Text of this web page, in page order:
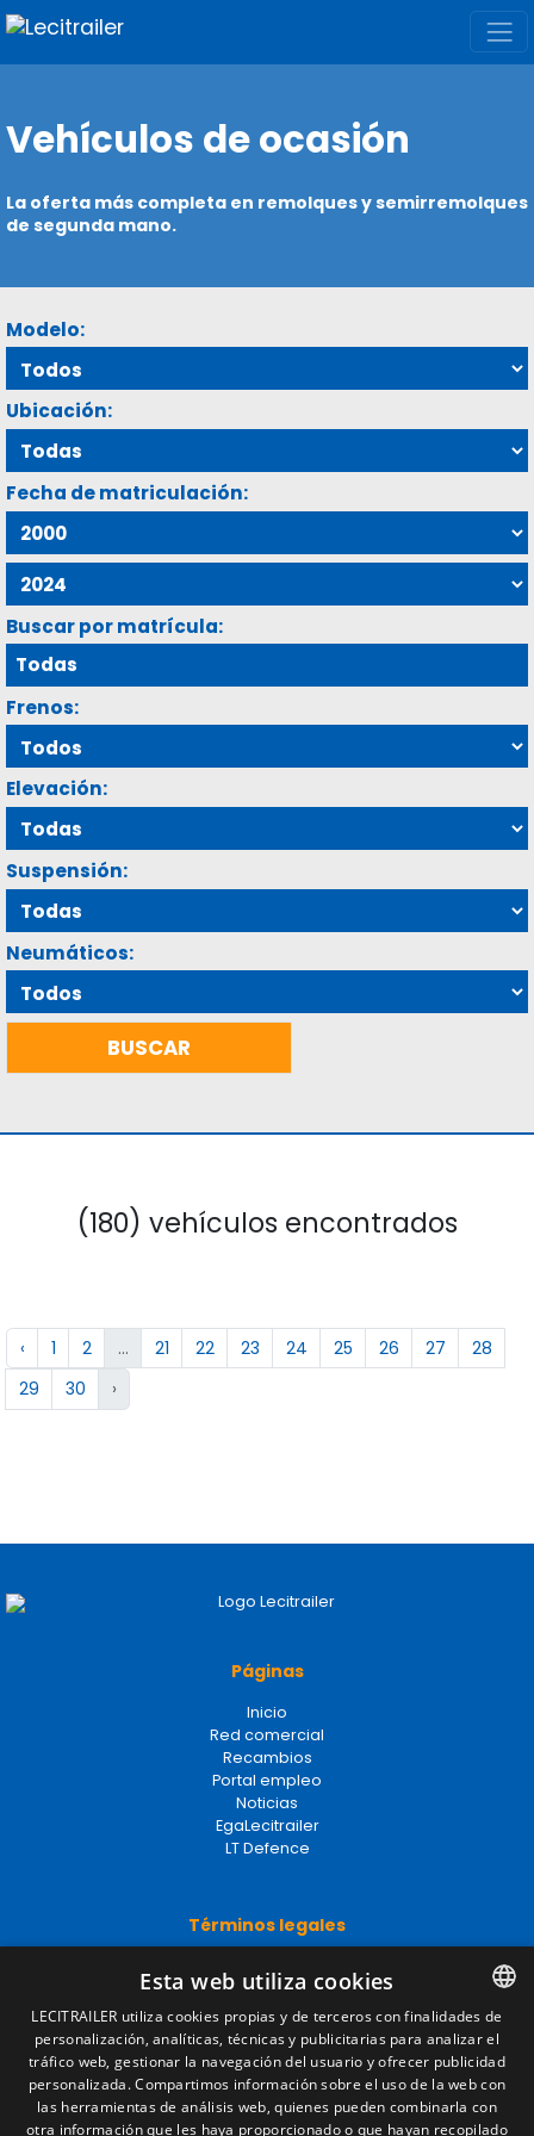
Vehículos de ocasión
La oferta más completa en remolques y semirremolques
de segunda mano.
Modelo:
Ubicación:
Fecha de matriculación:
Buscar por matrícula:
Frenos:
Elevación:
Suspensión:
Neumáticos:
(180) vehículos encontrados
‹ 1 2 ... 21 22 23 24 25 26 27
28
29
30 ›
Páginas
Inicio
Red comercial
Recambios
Portal empleo
Noticias
EgaLecitrailer
LT Defence
Términos legales
Política de privacidad
Política de cookies
Condiciones generales de venta
Gestionar cookies
SPANISH
ENGLISH
FRENCH
Esta web utiliza cookies
LECITRAILER utiliza cookies propias y de terceros con finalidades de
personalización, analíticas, técnicas y publicitarias para analizar el
tráfico web, gestionar la navegación del usuario y ofrecer publicidad
personalizada. Compartimos información sobre el uso de la web con
las herramientas de análisis web, quienes pueden combinarla con
otra información que les haya proporcionado o que hayan recopilado